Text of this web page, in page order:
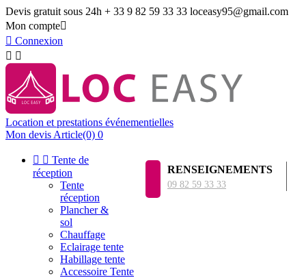
Devis gratuit sous 24h + 33 9 82 59 33 33 loceasy95@gmail.com
Mon compte
 Connexion
 
Location et prestations événementielles
Mon devis Article(0) 0
RENSEIGNEMENTS
09 82 59 33 33
  Tente de
réception
Tente
réception
Plancher &
sol
Chauffage
Eclairage tente
Habillage tente
Accessoire Tente